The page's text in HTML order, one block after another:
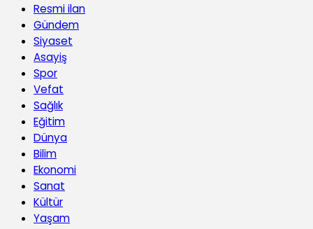
Resmi ilan
Gündem
Siyaset
Asayiş
Spor
Vefat
Sağlık
Eğitim
Dünya
Bilim
Ekonomi
Sanat
Kültür
Yaşam